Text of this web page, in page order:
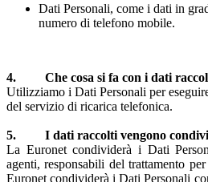
Dati Personali, come i dati in
numero di telefono mobile.
4. Che cosa si fa con i dati
Utilizziamo i Dati Personali per
del servizio di ricarica telefonica.
5. I dati raccolti vengono
La Euronet condividerà i Dati
agenti, responsabili del trattamento
Euronet condividerà i Dati Personali